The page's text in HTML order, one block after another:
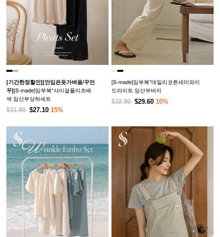
[기간한정할인][안입은듯가벼움/꾸안
꾸][S-made]임부복*샤이걸플리츠배
색 임산부상하세트
$31.90 $27.10 15%
[S-made]임부복*데일리코튼세미와이
드라이트 임산부바지
$32.90 $29.60 10%